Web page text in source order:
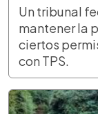
Un tribunal
mantener la
ciertos
con TPS.